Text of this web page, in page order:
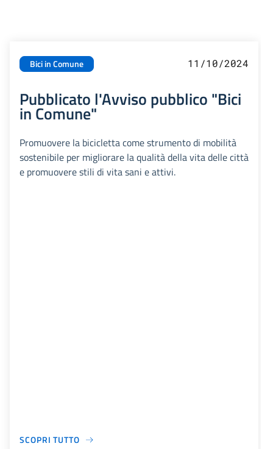
Bici in Comune 11/10/2024
Pubblicato l'Avviso pubblico "Bici
in Comune"
Promuovere la bicicletta come strumento di mobilità
sostenibile per migliorare la qualità della vita delle città
e promuovere stili di vita sani e attivi.
SCOPRI TUTTO